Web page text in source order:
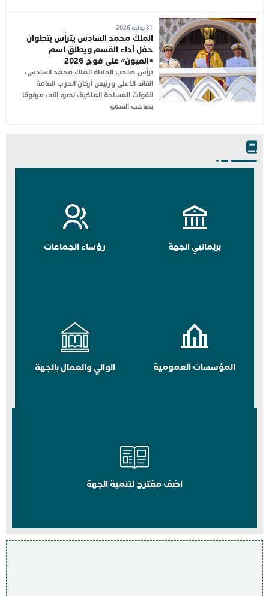
31 يوليو 2026
الملك محمد السادس يترأس بتطوان
حفل أداء القسم ويطلق اسم
«العيون» على فوج 2026
ترأس صاحب الجلالة الملك محمد السادس،
القائد الأعلى ورئيس أركان الحرب العامة
للقوات المسلحة الملكية، نصره الله، مرفوقا
بصاحب السمو
برلمانيي الجهة رؤساء الجماعات
المؤسسات العمومية الوالي والعمال بالجهة
اضف مقترح لتنمية الجهة